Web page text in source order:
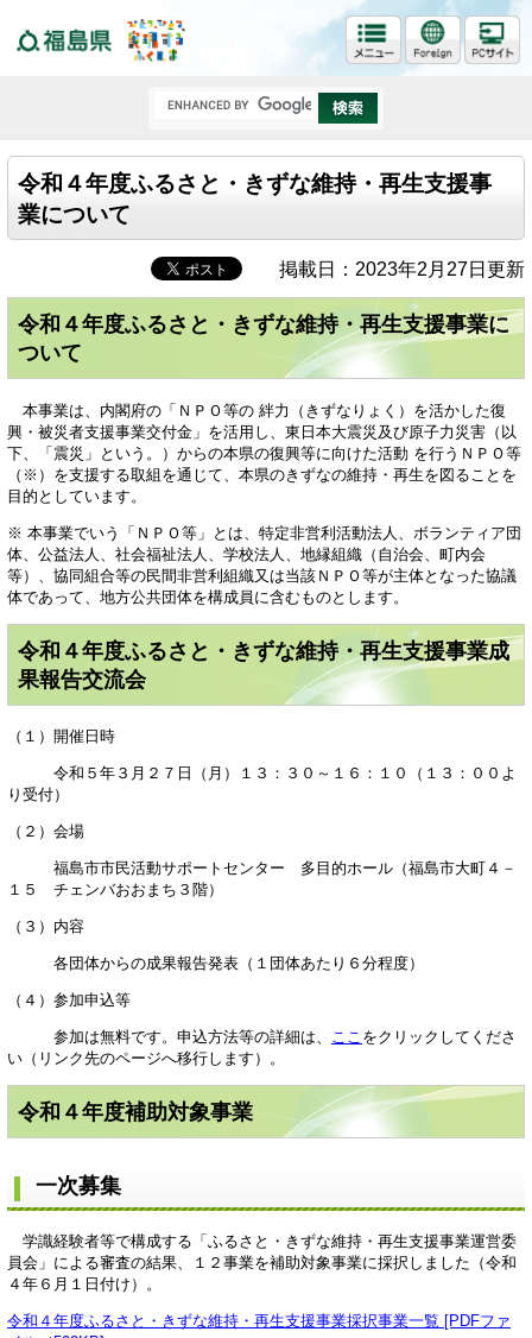
令和４年度ふるさと・きずな維持・再生支援事
業について
掲載日：2023年2月27日更新
令和４年度ふるさと・きずな維持・再生支援事業に
ついて
本事業は、内閣府の「ＮＰＯ等の 絆力（きずなりょく）を活かした復
興・被災者支援事業交付金」を活用し、東日本大震災及び原子力災害（以
下、「震災」という。）からの本県の復興等に向けた活動 を行うＮＰＯ等
（※）を支援する取組を通じて、本県のきずなの維持・再生を図ることを
目的としています。
※ 本事業でいう「ＮＰＯ等」とは、特定非営利活動法人、ボランティア団
体、公益法人、社会福祉法人、学校法人、地縁組織（自治会、町内会
等）、協同組合等の民間非営利組織又は当該ＮＰＯ等が主体となった協議
体であって、地方公共団体を構成員に含むものとします。
令和４年度ふるさと・きずな維持・再生支援事業成
果報告交流会
（１）開催日時
令和５年３月２７日（月）１３：３０～１６：１０（１３：００よ
り受付）
（２）会場
福島市市民活動サポートセンター 多目的ホール（福島市大町４－
１５ チェンバおおまち３階）
（３）内容
各団体からの成果報告発表（１団体あたり６分程度）
（４）参加申込等
参加は無料です。申込方法等の詳細は、 ここ をクリックしてくださ
い（リンク先のページへ移行します）。
令和４年度補助対象事業
一次募集
学識経験者等で構成する「ふるさと・きずな維持・再生支援事業運営委
員会」による審査の結果、１２事業を補助対象事業に採択しました（令和
４年６月１日付け）。
令和４年度ふるさと・きずな維持・再生支援事業採択事業一覧 [PDFファ